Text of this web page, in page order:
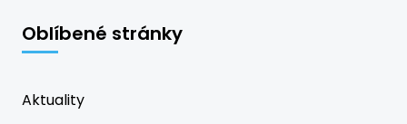
Oblíbené stránky
Aktuality